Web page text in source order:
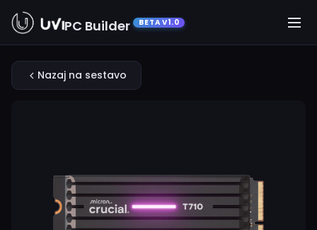
PC Builder BETA V1.0
Nazaj na sestavo